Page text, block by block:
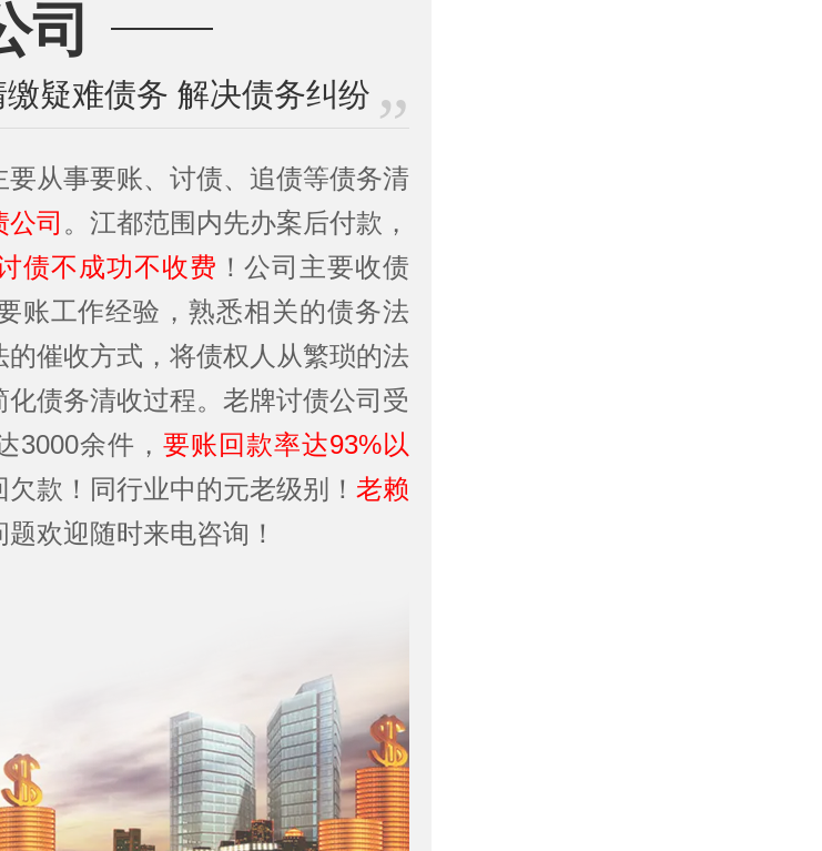
司
疑难债务 解决债务纠纷
从事要账、讨债、追债等债务清
公司 。江都范围内先办案后付款，
债不成功不收费 ！公司主要收债
账工作经验，熟悉相关的债务法
催收方式，将债权人从繁琐的法
债务清收过程。老牌讨债公司受
3000余件， 要账回款率达93%以
欠款！同行业中的元老级别！ 老赖
题欢迎随时来电咨询！